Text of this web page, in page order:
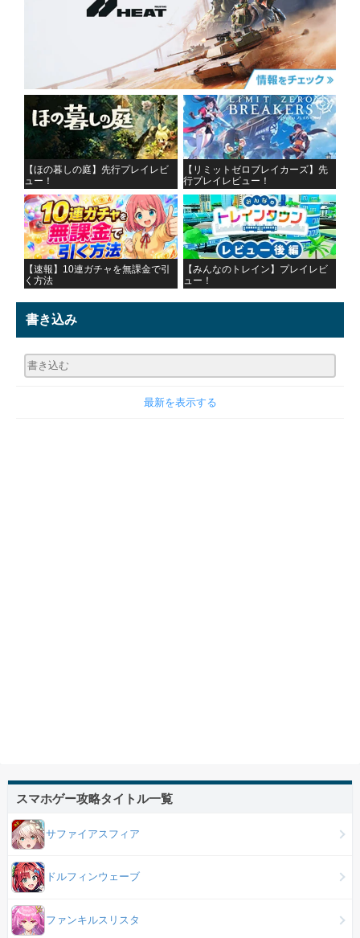
【ほの暮しの庭】先行プレイレビ
ュー！
【リミットゼロブレイカーズ】先
行プレイレビュー！
【速報】10連ガチャを無課金で引
く方法
【みんなのトレイン】プレイレビ
ュー！
書き込み
最新を表示する
スマホゲー攻略タイトル一覧
サファイアスフィア
ドルフィンウェーブ
ファンキルスリスタ